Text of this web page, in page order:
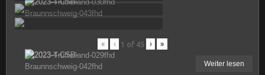
« ‹ 1 of 45 › »
Weiter lesen